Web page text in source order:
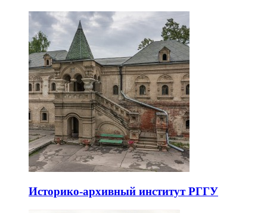
Историко-архивный институт РГГУ